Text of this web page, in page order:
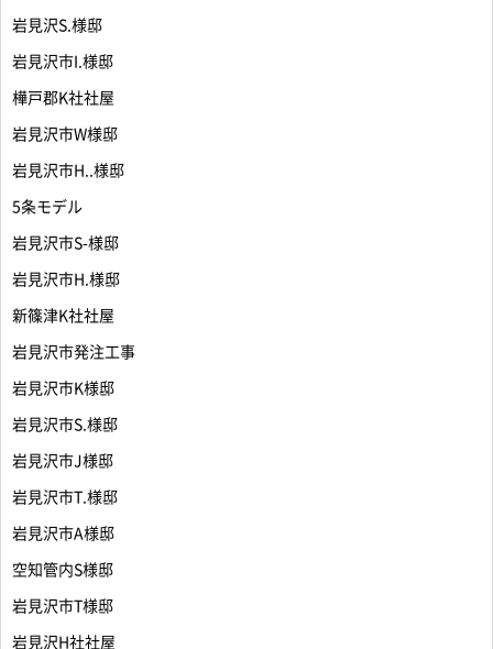
岩見沢S.様邸
岩見沢市I.様邸
樺戸郡K社社屋
岩見沢市W様邸
岩見沢市H..様邸
5条モデル
岩見沢市S-様邸
岩見沢市H.様邸
新篠津K社社屋
岩見沢市発注工事
岩見沢市K様邸
岩見沢市S.様邸
岩見沢市J様邸
岩見沢市T.様邸
岩見沢市A様邸
空知管内S様邸
岩見沢市T様邸
岩見沢H社社屋